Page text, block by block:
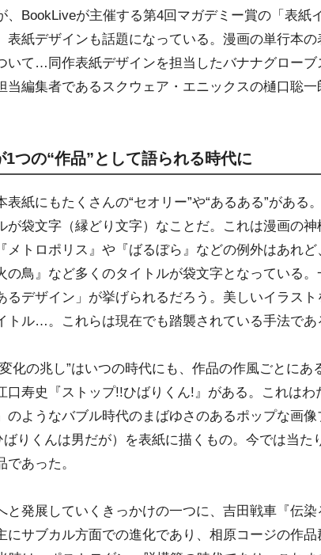
、BookLiveが主催する第4回マガデミー賞の「表紙
表紙デザインも話題になっている。漫画の単行本
いて…同作表紙デザインを担当したバナナグローブ
当編集者であるスクウェア・エニックスの樋口聡一
1つの“作品”として語られる時代に
紙にもたくさんの“セオリー”や“あるある”がある
が袋文字（縁どり文字）なことだ。これは漫画の
メトロポリス』や『ばるぼら』などの例外はあれど
の鳥』など多くのタイトルが袋文字となっている
るデザイン」が挙げられるだろう。美しいイラス
トル…。これらは現在でも踏襲されている手法であ
化の兆し”はいつの時代にも、作品の作風ごとにあ
口寿史『ストップ!!ひばりくん!』がある。これはわ
のようなバブル時代のまばゆさのあるポップな画
ばりくんは男だが）を表紙に描くもの。今では当た
であった。
発展していくきっかけの一つに、吉田戦車『伝染
にサブカル方面での進化であり、相原コージの作品